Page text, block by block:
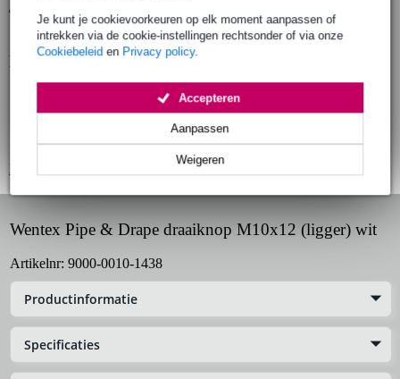
Je kunt je cookievoorkeuren op elk moment aanpassen of
intrekken via de cookie-instellingen rechtsonder of via onze
Cookiebeleid en Privacy policy.
Weigeren
Aanpassen
Accepteren
Gratis ophalen in de winkel
Productinformatie
draaiknop voor Pipe & Drape telescopische ligger (support)
kleur: wit
schroefdraad bout: M10x12
Bekijk alle productspecificaties
Wentex Pipe & Drape draaiknop M10x12 (ligger) wit
Artikelnr: 9000-0010-1438
Productinformatie
Specificaties